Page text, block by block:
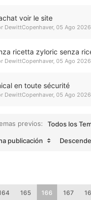
voir le site
DewittCopenhaver, 05 Ago
ricetta zyloric senza
DewittCopenhaver, 05 Ago
en toute sécurité
DewittCopenhaver, 05 Ago
previos:
Todos los
publicación
165 166 167